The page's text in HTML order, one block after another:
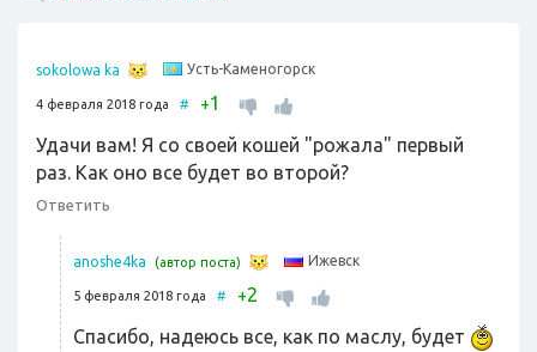
sokolowa ka Усть-Каменогорск
4 февраля 2018 года # +1
Удачи вам! Я со своей кошей "рожала" первый
раз. Как оно все будет во второй?
Ответить
anoshe4ka (автор поста) Ижевск
5 февраля 2018 года # +2
Спасибо, надеюсь все, как по маслу, будет